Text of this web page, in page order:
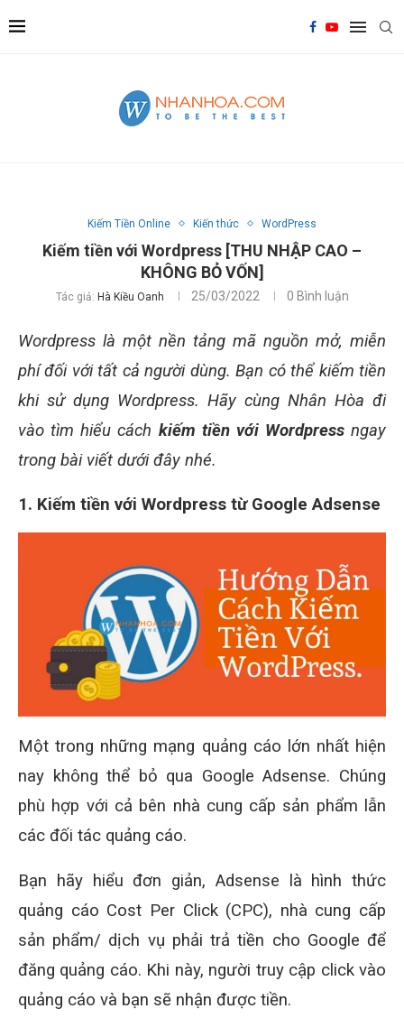
Kiếm Tiền Online Kiến thức WordPress
Kiếm tiền với Wordpress [THU NHẬP CAO –
KHÔNG BỎ VỐN]
Tác giả: Hà Kiều Oanh 25/03/2022 0 Bình luận
Wordpress là một nền tảng mã nguồn mở, miễn
phí đối với tất cả người dùng. Bạn có thể kiếm tiền
khi sử dụng Wordpress. Hãy cùng Nhân Hòa đi
vào tìm hiểu cách kiếm tiền với Wordpressngay
trong bài viết dưới đây nhé.
1. Kiếm tiền với Wordpress từ Google Adsense
Một trong những mạng quảng cáo lớn nhất hiện
nay không thể bỏ qua Google Adsense. Chúng
phù hợp với cả bên nhà cung cấp sản phẩm lẫn
các đối tác quảng cáo.
Bạn hãy hiểu đơn giản, Adsense là hình thức
quảng cáo Cost Per Click (CPC), nhà cung cấp
sản phẩm/ dịch vụ phải trả tiền cho Google để
đăng quảng cáo. Khi này, người truy cập click vào
quảng cáo và bạn sẽ nhận được tiền.